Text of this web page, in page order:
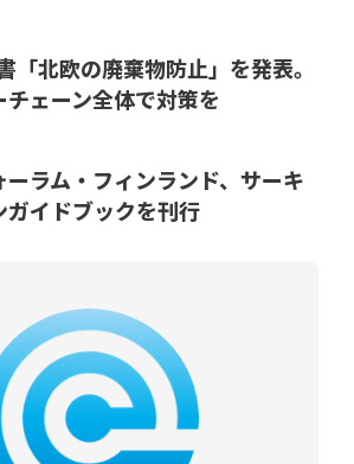
北欧の廃棄物防止」を発表。
ェーン全体で対策を
ーラム・フィンランド、サーキ
ガイドブックを刊行